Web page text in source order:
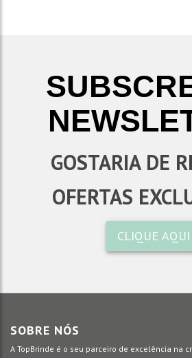
GOSTARIA DE
OFERTAS
CLIQUE AQUI
SOBRE NÓS
A TopBrinde é o seu parceiro de excelência na